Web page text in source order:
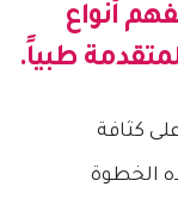
أنواع
طبياً.
كثافة
الخطوة